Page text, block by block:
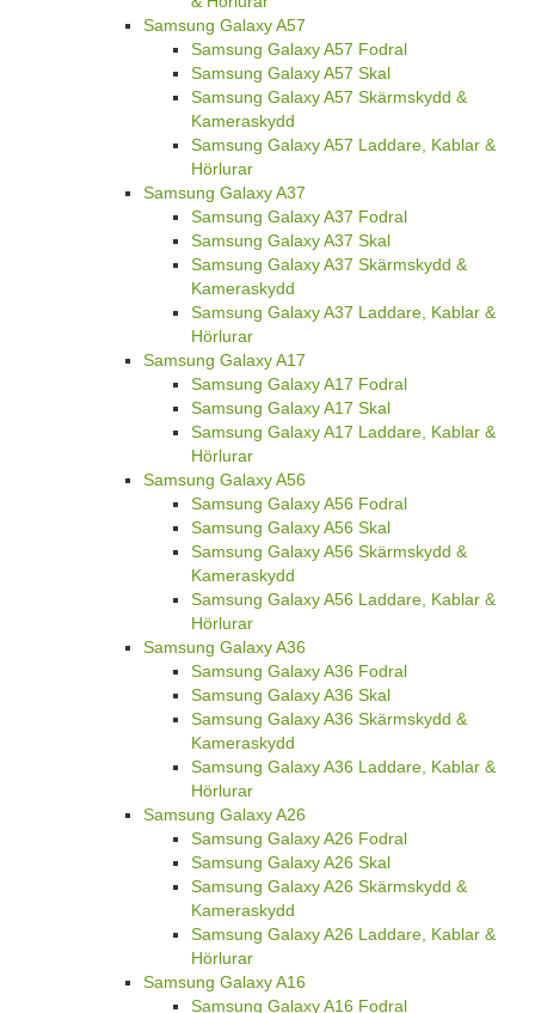
Samsung Galaxy A57
Samsung Galaxy A57 Fodral
Samsung Galaxy A57 Skal
Samsung Galaxy A57 Skärmskydd &
Kameraskydd
Samsung Galaxy A57 Laddare, Kablar &
Hörlurar
Samsung Galaxy A37
Samsung Galaxy A37 Fodral
Samsung Galaxy A37 Skal
Samsung Galaxy A37 Skärmskydd &
Kameraskydd
Samsung Galaxy A37 Laddare, Kablar &
Hörlurar
Samsung Galaxy A17
Samsung Galaxy A17 Fodral
Samsung Galaxy A17 Skal
Samsung Galaxy A17 Laddare, Kablar &
Hörlurar
Samsung Galaxy A56
Samsung Galaxy A56 Fodral
Samsung Galaxy A56 Skal
Samsung Galaxy A56 Skärmskydd &
Kameraskydd
Samsung Galaxy A56 Laddare, Kablar &
Hörlurar
Samsung Galaxy A36
Samsung Galaxy A36 Fodral
Samsung Galaxy A36 Skal
Samsung Galaxy A36 Skärmskydd &
Kameraskydd
Samsung Galaxy A36 Laddare, Kablar &
Hörlurar
Samsung Galaxy A26
Samsung Galaxy A26 Fodral
Samsung Galaxy A26 Skal
Samsung Galaxy A26 Skärmskydd &
Kameraskydd
Samsung Galaxy A26 Laddare, Kablar &
Hörlurar
Samsung Galaxy A16
Samsung Galaxy A16 Fodral